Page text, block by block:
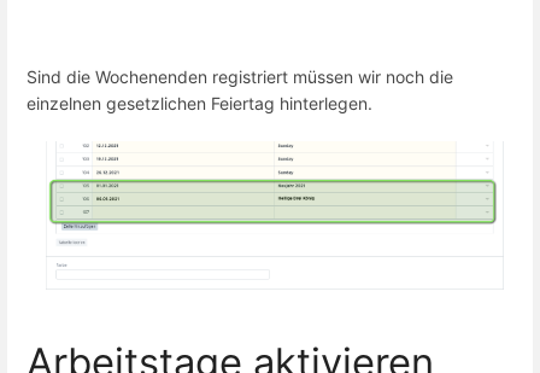
Sind die Wochenenden registriert müssen wir noch die
einzelnen gesetzlichen Feiertag hinterlegen.
Arbeitstage aktivieren